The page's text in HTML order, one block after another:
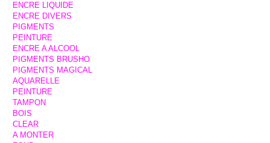
ENCRE LIQUIDE
ENCRE DIVERS
PIGMENTS
PEINTURE
ENCRE A ALCOOL
PIGMENTS BRUSHO
PIGMENTS MAGICAL
AQUARELLE
PEINTURE
TAMPON
BOIS
CLEAR
A MONTER